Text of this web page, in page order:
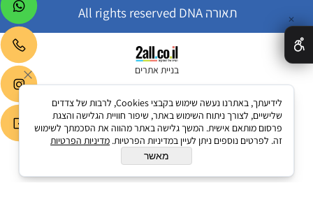
תאורה All rights reserved DNA
בניית אתרים
✕
לידיעתך, באתרנו נעשה שימוש בקבצי Cookies, לרבות של צדדים
שלישיים, לצורך ניתוח השימוש באתר, שיפור חוויית הגלישה והצגת
פרסום מותאם אישית. המשך גלישה באתר מהווה את הסכמתך לשימוש
זה. לפרטים נוספים ניתן לעיין במדיניות הפרטיות. מדיניות הפרטיות
מאשר